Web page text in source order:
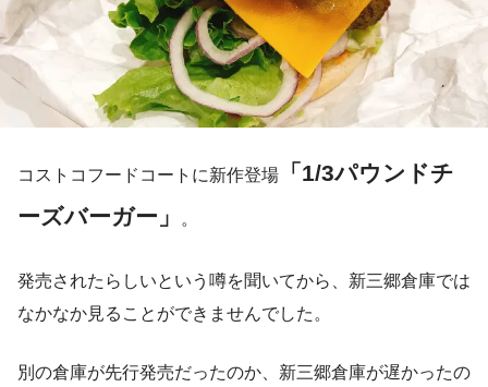
コストコフードコートに新作登場
「1/3パウンドチ
ーズバーガー」
。
発売されたらしいという噂を聞いてから、新三郷倉庫では
なかなか見ることができませんでした。
別の倉庫が先行発売だったのか、新三郷倉庫が遅かったの